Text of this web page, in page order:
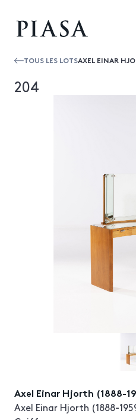
TOUS LES LOTSAXEL EINAR
204
Axel Einar Hjorth (1888-
Axel Einar Hjorth (1888-